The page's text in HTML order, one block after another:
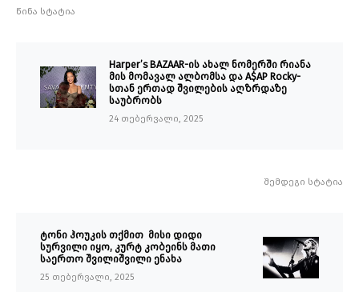
წინა სტატია
Harper’s BAZAAR-ის ახალ ნომერში რიანა
მის მომავალ ალბომსა და A$AP Rocky-
სთან ერთად შვილების აღზრდაზე
საუბრობს
24 თებერვალი, 2025
შემდეგი სტატია
ტონი ჰოუკის თქმით მისი დიდი
სურვილი იყო, კურტ კობეინს მათი
საერთო შვილიშვილი ენახა
25 თებერვალი, 2025